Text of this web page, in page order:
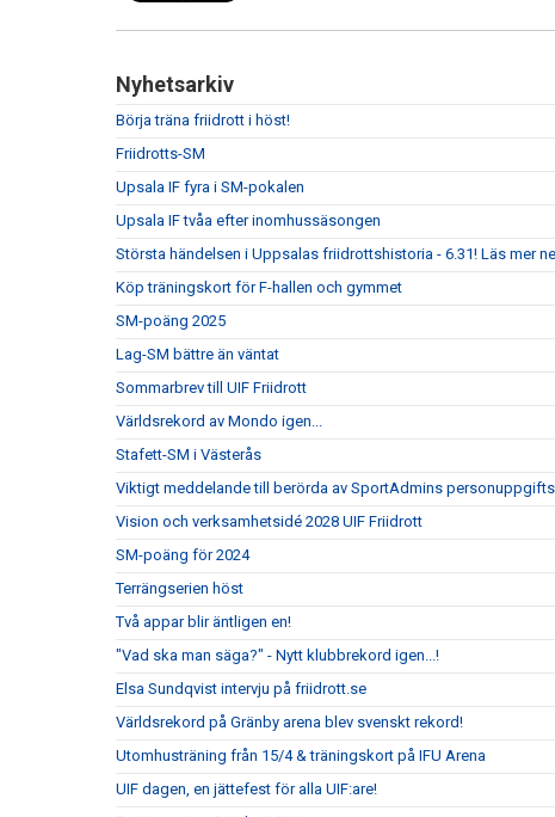
Nyhetsarkiv
Börja träna friidrott i höst!
Friidrotts-SM
Upsala IF fyra i SM-pokalen
Upsala IF tvåa efter inomhussäsongen
Största händelsen i Uppsalas friidrottshistoria - 6.31! Läs mer
Köp träningskort för F-hallen och gymmet
SM-poäng 2025
Lag-SM bättre än väntat
Sommarbrev till UIF Friidrott
Världsrekord av Mondo igen...
Stafett-SM i Västerås
Viktigt meddelande till berörda av SportAdmins
Vision och verksamhetsidé 2028 UIF Friidrott
SM-poäng för 2024
Terrängserien höst
Två appar blir äntligen en!
"Vad ska man säga?" - Nytt klubbrekord igen...!
Elsa Sundqvist intervju på friidrott.se
Världsrekord på Gränby arena blev svenskt rekord!
Utomhusträning från 15/4 & träningskort på IFU Arena
UIF dagen, en jättefest för alla UIF:are!